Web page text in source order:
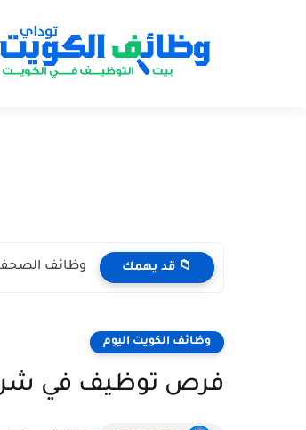
📁 قد يهمك وظائف الصحف الكويتية 28-07-2026 في جميع
وظائف الكويت اليوم
فرص توظيف في